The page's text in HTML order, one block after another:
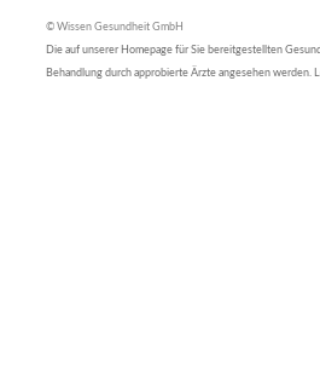
© Wissen Gesundheit GmbH
Die auf unserer Homepage für Sie bereitgestellten
Behandlung durch approbierte Ärzte angesehen werden.